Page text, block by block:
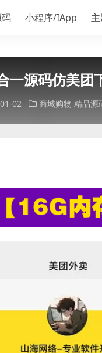
小程序/IApp
一源码仿美
02 商城购物 精品源